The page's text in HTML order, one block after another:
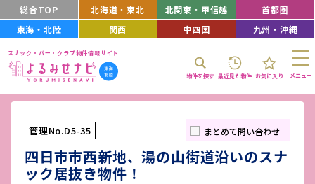
総合TOP 北海道・東北 北関東・甲信越
首都圏
東海・北陸
関西 中四国 九州・沖縄
スナック・バー・クラブ物件情報サイト
物件を探す 最近見た物件 お気に入り メニュー
管理No.D5-35 まとめて問い合わせ
四日市市西新地、湯の山街道沿いのスナ
ック居抜き物件！